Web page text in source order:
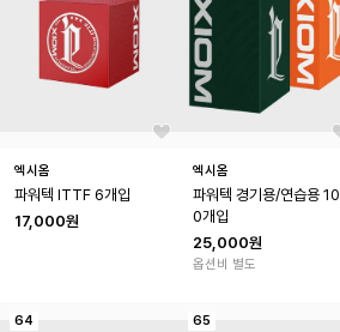
엑시옴
파워텍 ITTF 6개입
17,000원
엑시옴
파워텍 경기용/연습용 10
0개입
25,000원
옵션비 별도
64 65